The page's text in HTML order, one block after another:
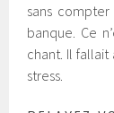
sans
banque. Ce
chant. Il
stress.